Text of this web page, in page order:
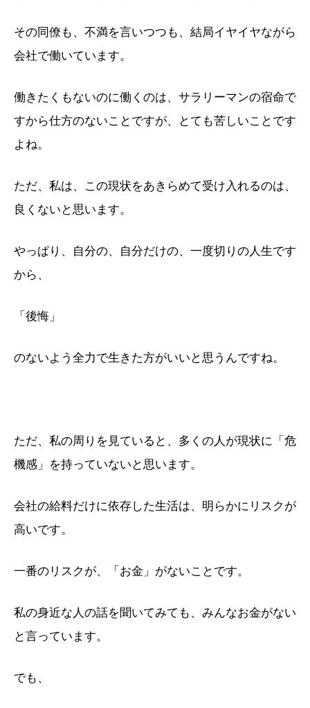
その同僚も、不満を言いつつも、結局イヤイヤながら
会社で働いています。
働きたくもないのに働くのは、サラリーマンの宿命で
すから仕方のないことですが、とても苦しいことです
よね。
ただ、私は、この現状をあきらめて受け入れるのは、
良くないと思います。
やっぱり、自分の、自分だけの、一度切りの人生です
から、
「後悔」
のないよう全力で生きた方がいいと思うんですね。
ただ、私の周りを見ていると、多くの人が現状に「危
機感」を持っていないと思います。
会社の給料だけに依存した生活は、明らかにリスクが
高いです。
一番のリスクが、「お金」がないことです。
私の身近な人の話を聞いてみても、みんなお金がない
と言っています。
でも、